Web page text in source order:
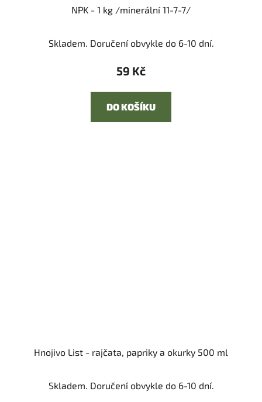
NPK - 1 kg /minerální 11-7-7/
Skladem. Doručení obvykle do 6-10 dní.
59 Kč
DO KOŠÍKU
Hnojivo List - rajčata, papriky a okurky 500 ml
Skladem. Doručení obvykle do 6-10 dní.